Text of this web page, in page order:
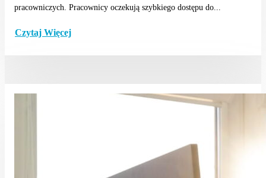
pracowniczych. Pracownicy oczekują szybkiego dostępu do...
Czytaj Więcej